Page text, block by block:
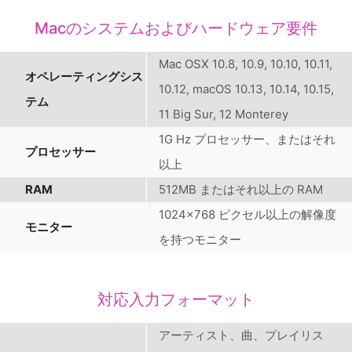
Macのシステムおよびハードウェア要件
オペレーティングシス
テム
Mac OSX 10.8, 10.9, 10.10, 10.11,
10.12, macOS 10.13, 10.14, 10.15,
11 Big Sur, 12 Monterey
プロセッサー
1G Hz プロセッサー、またはそれ
以上
RAM
512MB またはそれ以上の RAM
モニター
1024x768 ピクセル以上の解像度
を持つモニター
対応入力フォーマット
アーティスト、曲、プレイリス